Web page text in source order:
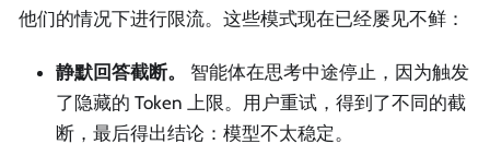
他们的情况下进行限流。这些模式现在已经屡见不鲜：
静默回答截断。
智能体在思考中途停止，因为触发
了隐藏的 Token 上限。用户重试，得到了不同的截
断，最后得出结论：模型不太稳定。